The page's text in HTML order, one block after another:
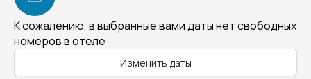
К сожалению, в выбранные вами даты нет свободных
номеров в отеле
Изменить даты